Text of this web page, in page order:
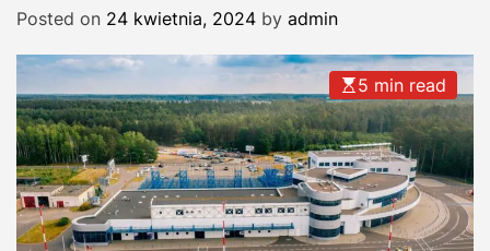
Posted on 24 kwietnia, 2024 by admin
5 min read